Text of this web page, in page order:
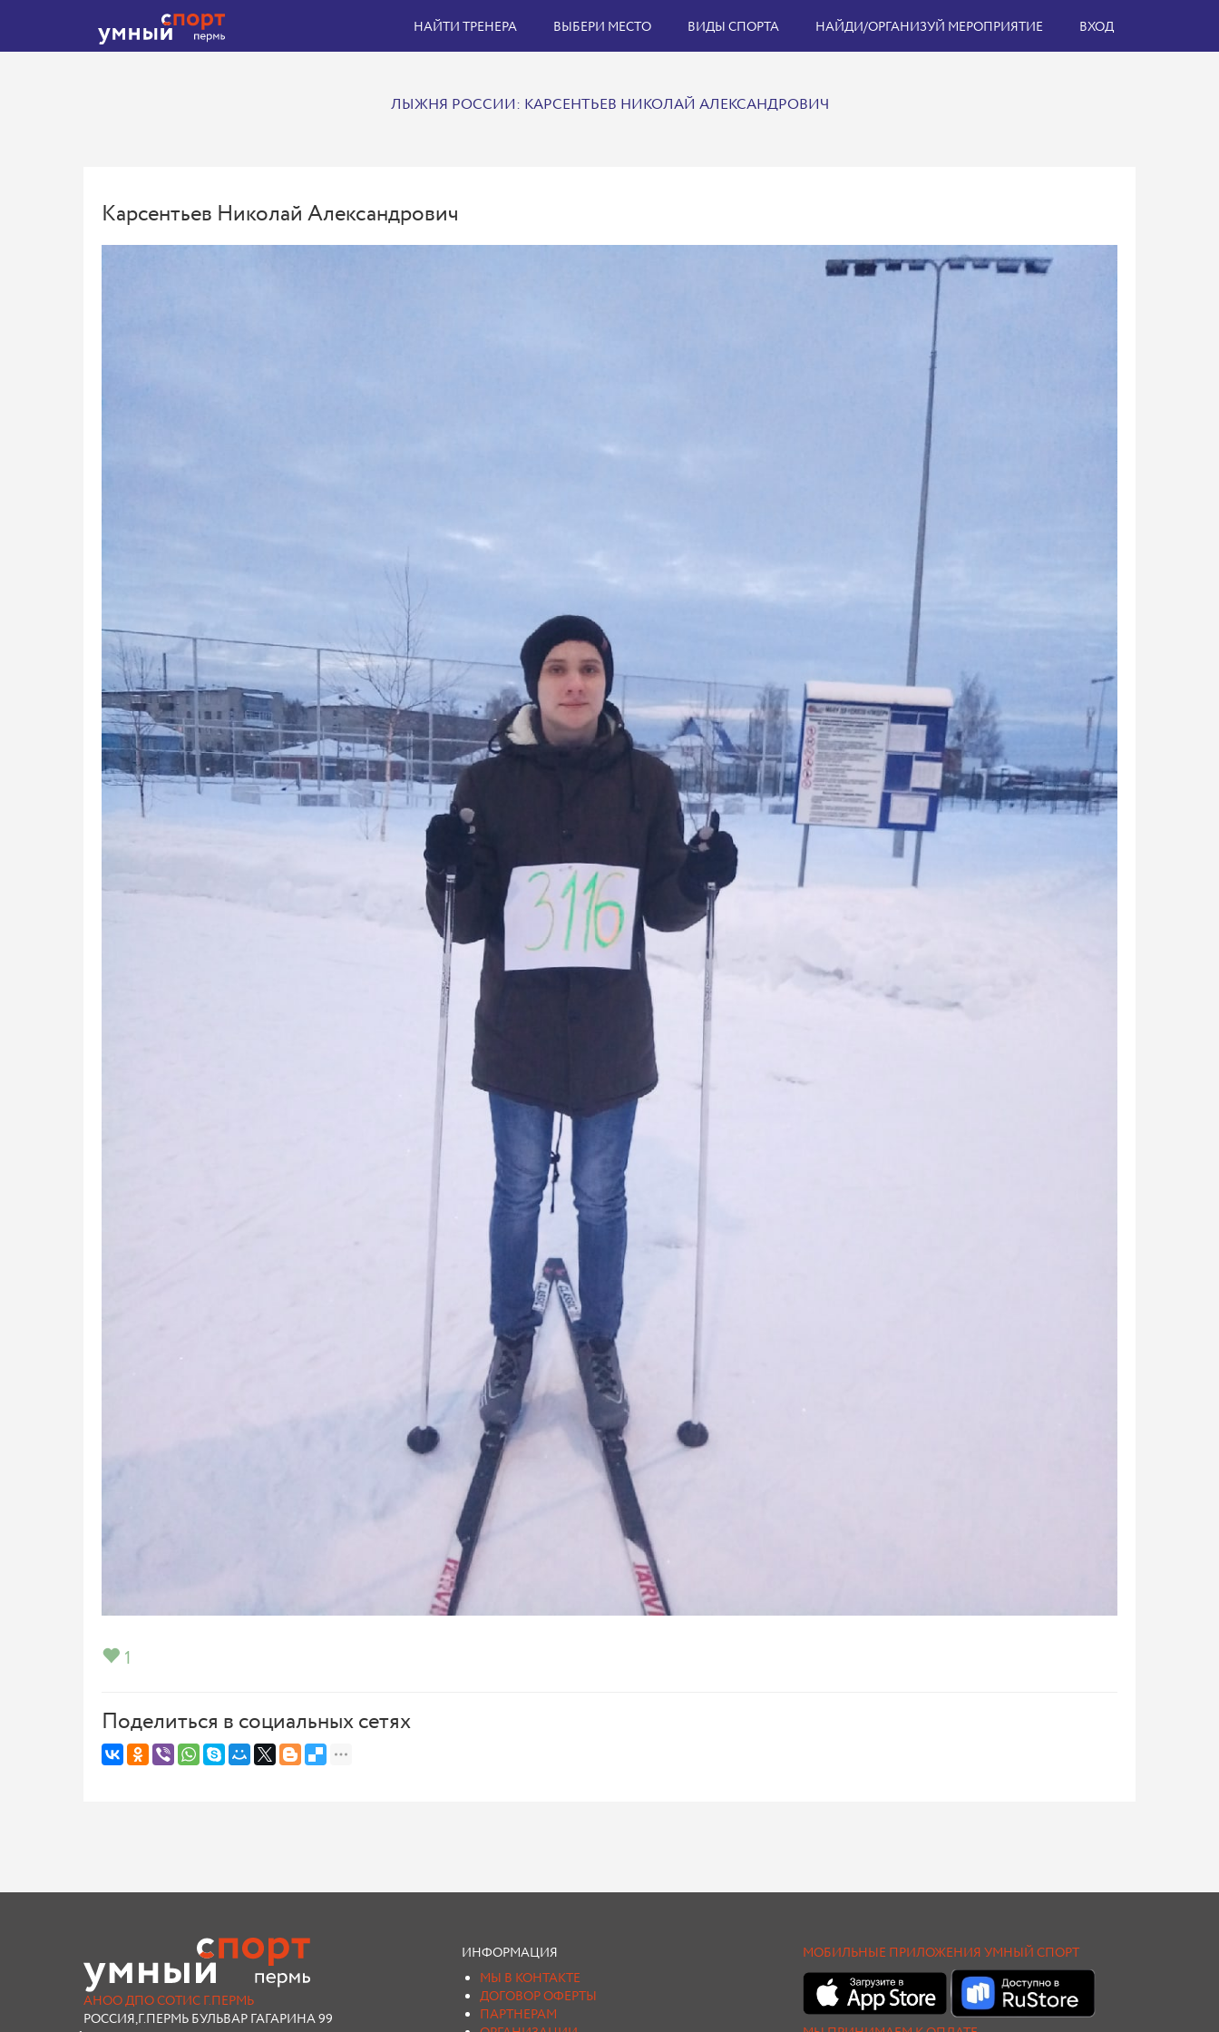
НАЙТИ ТРЕНЕРА ВЫБЕРИ МЕСТО ВИДЫ СПОРТА НАЙДИ/ОРГАНИЗУЙ МЕРОПРИЯТИЕ ВХОД
ЛЫЖНЯ РОССИИ: КАРСЕНТЬЕВ НИКОЛАЙ АЛЕКСАНДРОВИЧ
Карсентьев Николай Александрович
1
Поделиться в социальных сетях
АНОО ДПО СОТИС Г.ПЕРМЬ
РОССИЯ,Г.ПЕРМЬ БУЛЬВАР ГАГАРИНА 99
ИНФОРМАЦИЯ
МЫ В КОНТАКТЕ
ДОГОВОР ОФЕРТЫ
ПАРТНЕРАМ
МОБИЛЬНЫЕ ПРИЛОЖЕНИЯ УМНЫЙ СПОРТ